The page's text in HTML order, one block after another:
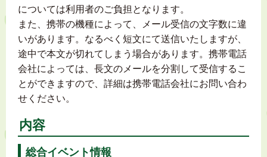
については利用者のご負担となります。
また、携帯の機種によって、メール受信の文字数に違
いがあります。なるべく短文にて送信いたしますが、
途中で本文が切れてしまう場合があります。携帯電話
会社によっては、長文のメールを分割して受信するこ
とができますので、詳細は携帯電話会社にお問い合わ
せください。
内容
総合イベント情報